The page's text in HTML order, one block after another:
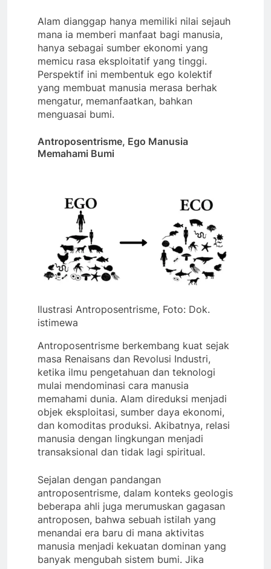
Alam dianggap hanya memiliki nilai sejauh
mana ia memberi manfaat bagi manusia,
hanya sebagai sumber ekonomi yang
memicu rasa eksploitatif yang tinggi.
Perspektif ini membentuk ego kolektif
yang membuat manusia merasa berhak
mengatur, memanfaatkan, bahkan
menguasai bumi.
Antroposentrisme, Ego Manusia
Memahami Bumi
Ilustrasi Antroposentrisme, Foto: Dok.
istimewa
Antroposentrisme berkembang kuat sejak
masa Renaisans dan Revolusi Industri,
ketika ilmu pengetahuan dan teknologi
mulai mendominasi cara manusia
memahami dunia. Alam direduksi menjadi
objek eksploitasi, sumber daya ekonomi,
dan komoditas produksi. Akibatnya, relasi
manusia dengan lingkungan menjadi
transaksional dan tidak lagi spiritual.
Sejalan dengan pandangan
antroposentrisme, dalam konteks geologis
beberapa ahli juga merumuskan gagasan
antroposen, bahwa sebuah istilah yang
menandai era baru di mana aktivitas
manusia menjadi kekuatan dominan yang
banyak mengubah sistem bumi. Jika